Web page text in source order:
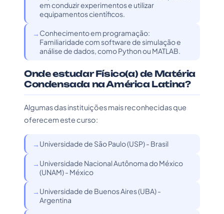
em conduzir experimentos e utilizar
equipamentos científicos.
Conhecimento em programação:
Familiaridade com software de simulação e
análise de dados, como Python ou MATLAB.
Onde estudar Físico(a) de Matéria
Condensada na América Latina?
Algumas das instituições mais reconhecidas que
oferecem este curso:
Universidade de São Paulo (USP) - Brasil
Universidade Nacional Autônoma do México
(UNAM) - México
Universidade de Buenos Aires (UBA) -
Argentina